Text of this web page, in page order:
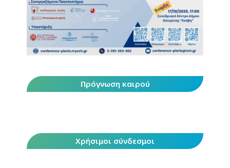
Πρόγνωση καιρού
Χρήσιμοι σύνδεσμοι